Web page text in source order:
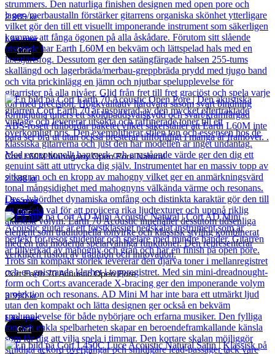
2 989kr
Läs mer
Cort
Cort L60M Mahogany Open Pore Natural
2 188kr
Läs mer
Cort
Cort Earth 70 Acoustic Open Pore
3 990kr
Läs mer
Cort